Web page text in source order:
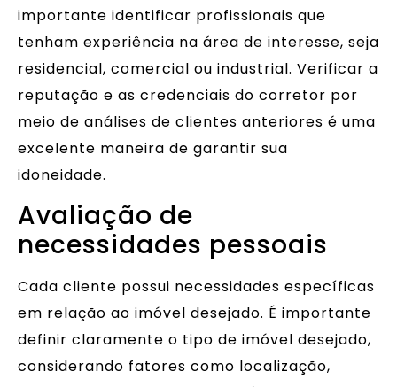
importante identificar profissionais que
tenham experiência na área de interesse, seja
residencial, comercial ou industrial. Verificar a
reputação e as credenciais do corretor por
meio de análises de clientes anteriores é uma
excelente maneira de garantir sua
idoneidade.
Avaliação de
necessidades pessoais
Cada cliente possui necessidades específicas
em relação ao imóvel desejado. É importante
definir claramente o tipo de imóvel desejado,
considerando fatores como localização,